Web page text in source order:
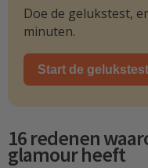
Doe de gelukstest,
minuten.
Start de gelukstest
16 redenen
glamour heeft